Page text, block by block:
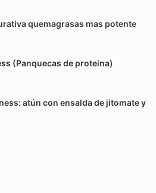
quemagrasas mas potente
(Panquecas de proteina)
atún con ensalda de jitomate y